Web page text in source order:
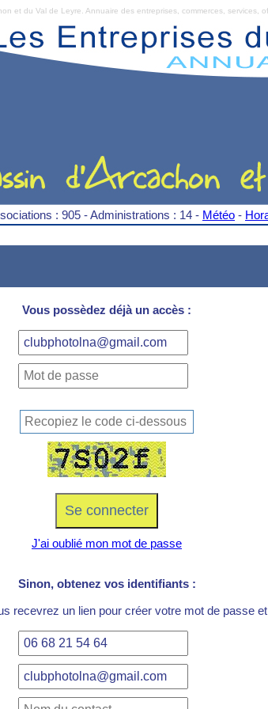
et du Val de Leyre. Annuaire des entreprises, commerces, services,
: 905 - Administrations : 14 - Météo -
Vous possèdez déjà un accès :
J'ai oublié mon mot de passe
Sinon, obtenez vos identifiants :
recevrez un lien pour créer votre mot de passe